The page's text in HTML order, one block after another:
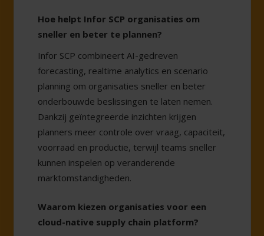
Hoe helpt Infor SCP organisaties om
sneller en beter te plannen?
Infor SCP combineert AI-gedreven
forecasting, realtime analytics en scenario
planning om organisaties sneller en beter
onderbouwde beslissingen te laten nemen.
Dankzij geïntegreerde inzichten krijgen
planners meer controle over vraag, capaciteit,
voorraad en productie, terwijl teams sneller
kunnen inspelen op veranderende
marktomstandigheden.
Waarom kiezen organisaties voor een
cloud-native supply chain platform?